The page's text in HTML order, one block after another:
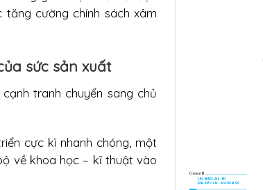
cường chính sách xâm
sức sản xuất
tranh chuyển sang chủ
cực kì nhanh chóng, một
về khoa học – kĩ thuật vào